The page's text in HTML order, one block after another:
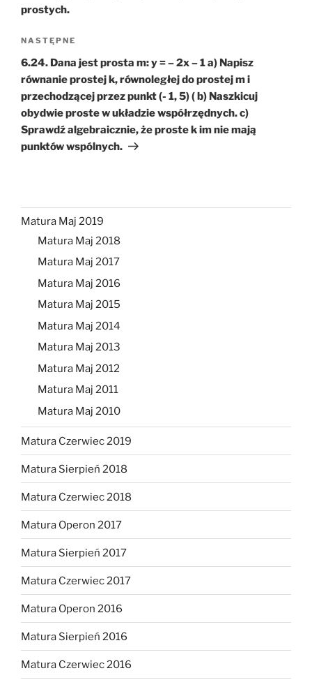
prostych.
Następny
wpis
NASTĘPNE
6.24. Dana jest prosta m: y = – 2x – 1 a) Napisz
równanie prostej k, równoległej do prostej m i
przechodzącej przez punkt (- 1, 5) ( b) Naszkicuj
obydwie proste w układzie współrzędnych. c)
Sprawdź algebraicznie, że proste k im nie mają
punktów wspólnych.
Matura Maj 2019
Matura Maj 2018
Matura Maj 2017
Matura Maj 2016
Matura Maj 2015
Matura Maj 2014
Matura Maj 2013
Matura Maj 2012
Matura Maj 2011
Matura Maj 2010
Matura Czerwiec 2019
Matura Sierpień 2018
Matura Czerwiec 2018
Matura Operon 2017
Matura Sierpień 2017
Matura Czerwiec 2017
Matura Operon 2016
Matura Sierpień 2016
Matura Czerwiec 2016